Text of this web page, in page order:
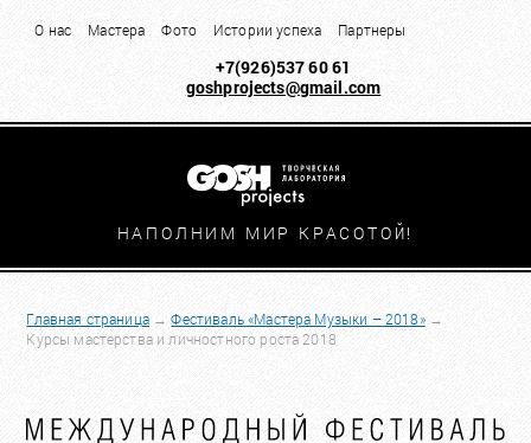
О нас Мастера Фото Истории успеха Партнеры
+7(926)537 60 61
goshprojects@gmail.com
НАПОЛНИМ МИР КРАСОТО Й!
Главная страница→Фестиваль «Мастера Музыки – 2018»→
Курсы мастерства и личностного роста 2018